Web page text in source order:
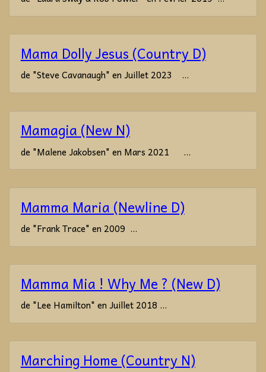
Mama Dolly Jesus (Country D)
de "Steve Cavanaugh" en Juillet 2023 ...
Mamagia (New N)
de "Malene Jakobsen" en Mars 2021 ...
Mamma Maria (Newline D)
de "Frank Trace" en 2009 ...
Mamma Mia ! Why Me ? (New D)
de "Lee Hamilton" en Juillet 2018 ...
Marching Home (Country N)